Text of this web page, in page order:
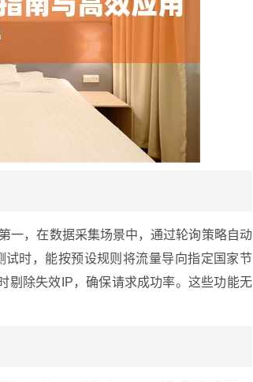
一，在数据采集场景中，通过轮询策略自动
时，能按预设规则将流量导向指定国家节
剔除失效IP，确保请求成功率。这些功能无